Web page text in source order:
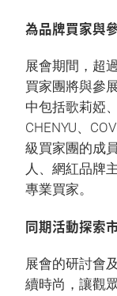
為品牌買家與
展會期間，超
買家團將與參
中包括歌莉婭
CHENYU、
級買家團的成
人、網紅品牌
專業買家。
同期活動探索
展會的研討會
續時尚，讓觀